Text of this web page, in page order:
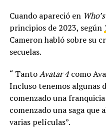
Cuando apareció en
principios de 2023, según
Cameron habló sobre su
secuelas.
“ TantoAvatar 4como
Incluso tenemos algunas
comenzado una
comenzado una saga que
varias películas”.